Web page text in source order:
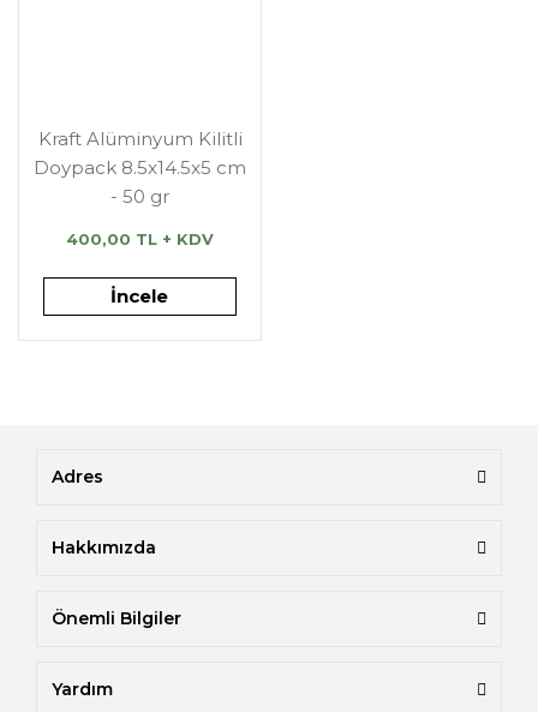
Kraft Alüminyum Kilitli
Doypack 8.5x14.5x5 cm
- 50 gr
400,00 TL + KDV
İncele
Adres
Hakkımızda
Önemli Bilgiler
Yardım